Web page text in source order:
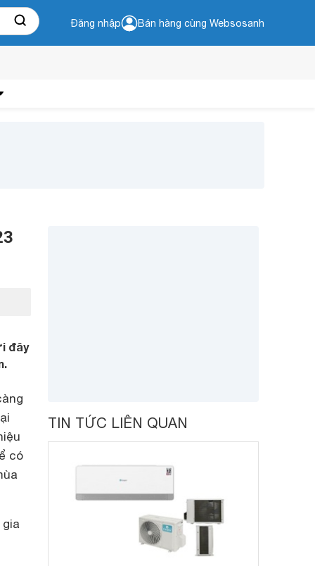
Đăng nhập Bán hàng cùng Websosanh
đây
có
TIN TỨC LIÊN QUAN